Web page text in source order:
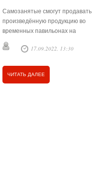
Самозанятые смогут продавать
произведённую продукцию во
временных павильонах на
ярмарках выходного дня и
фестивалях наравне с
предпринимателями.
Постановление, которое вносит
17.09.2022, 13:30
ЧИТАТЬ ДАЛЕЕ